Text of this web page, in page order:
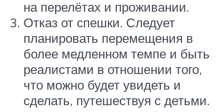
на перелётах и проживании.
Отказ от спешки. Следует
планировать перемещения в
более медленном темпе и быть
реалистами в отношении того,
что можно будет увидеть и
сделать, путешествуя с детьми.